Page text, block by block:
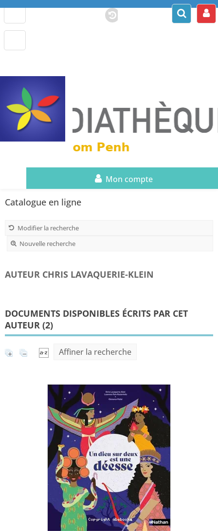
Mon compte
Catalogue en ligne
Modifier la recherche
Nouvelle recherche
AUTEUR CHRIS LAVAQUERIE-KLEIN
DOCUMENTS DISPONIBLES ÉCRITS PAR CET
AUTEUR (2)
Affiner la recherche